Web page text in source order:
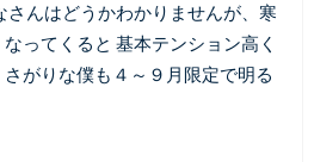
さんはどうかわかりませんが、寒
ってくると 基本テンション高く
がりな僕も４～９月限定で明る